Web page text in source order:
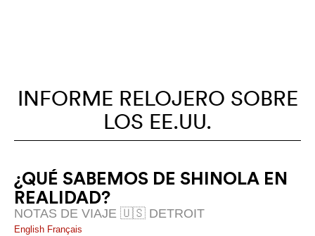
INFORME RELOJERO SOBRE
LOS EE.UU.
¿QUÉ SABEMOS DE SHINOLA EN
REALIDAD?
NOTAS DE VIAJE 🇺🇸 DETROIT
English Français